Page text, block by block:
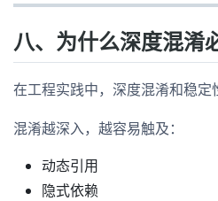
八、为什么深度混淆
在工程实践中，深度混淆和稳定
混淆越深入，越容易触及：
动态引用
隐式依赖